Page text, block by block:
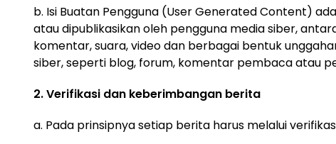
b. Isi Buatan Pengguna (User Generated Content)
atau dipublikasikan oleh pengguna media siber,
komentar, suara, video dan berbagai bentuk
siber, seperti blog, forum, komentar pembaca atau
2. Verifikasi dan keberimbangan berita
a. Pada prinsipnya setiap berita harus melalui